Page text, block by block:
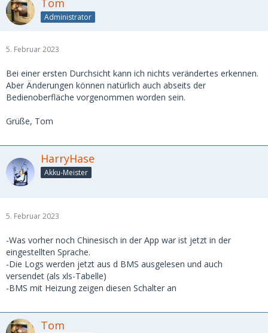
Tom
Administrator
5. Februar 2023
Bei einer ersten Durchsicht kann ich nichts verändertes erkennen.
Aber Änderungen können natürlich auch abseits der
Bedienoberfläche vorgenommen worden sein.
Grüße, Tom
HarryHase
Akku-Meister
5. Februar 2023
-Was vorher noch Chinesisch in der App war ist jetzt in der
eingestellten Sprache.
-Die Logs werden jetzt aus d BMS ausgelesen und auch
versendet (als xls-Tabelle)
-BMS mit Heizung zeigen diesen Schalter an
Tom